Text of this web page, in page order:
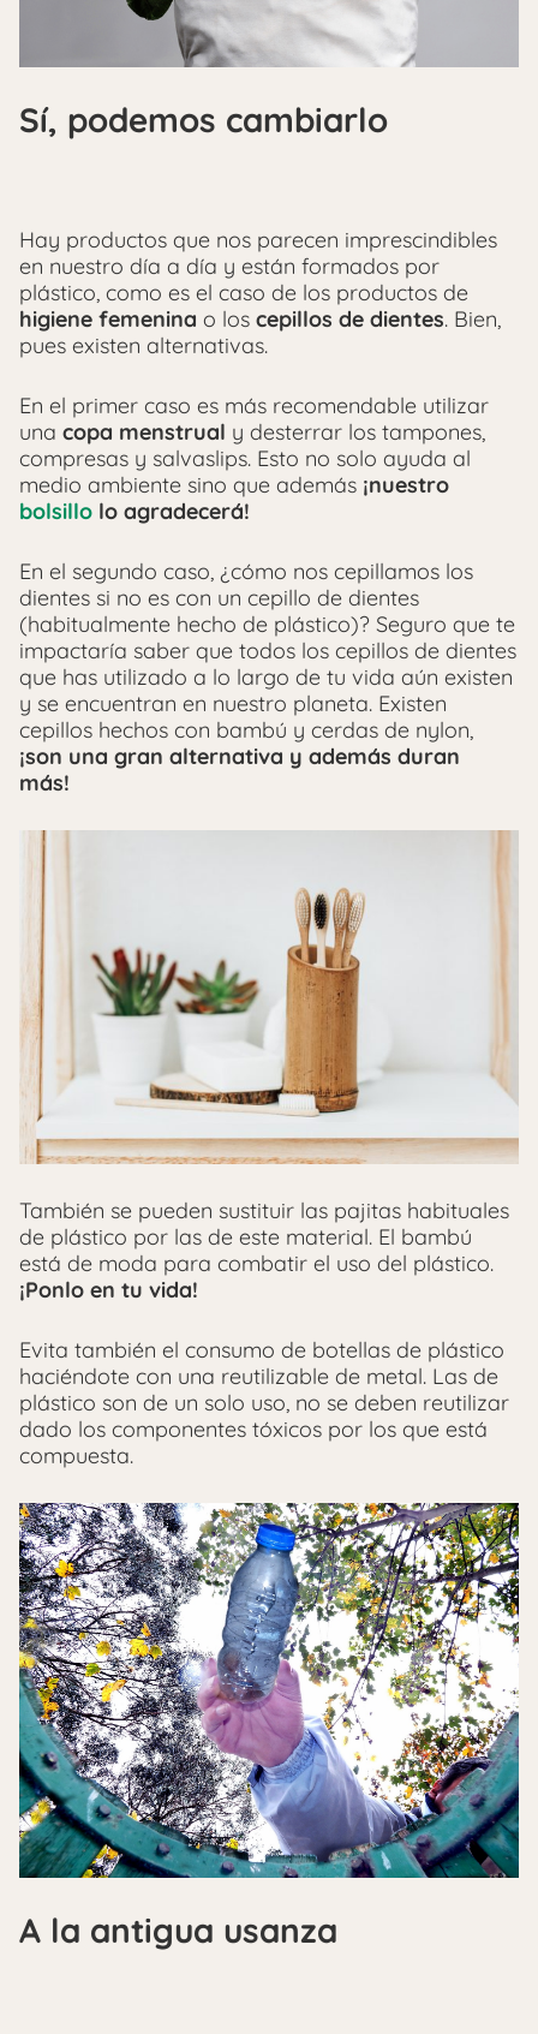
Sí, podemos cambiarlo
Hay productos que nos parecen imprescindibles
en nuestro día a día y están formados por
plástico, como es el caso de los productos de
higiene femenina o los cepillos de dientes. Bien,
pues existen alternativas.
En el primer caso es más recomendable utilizar
una copa menstrual y desterrar los tampones,
compresas y salvaslips. Esto no solo ayuda al
medio ambiente sino que además ¡nuestro
bolsillo lo agradecerá!
En el segundo caso, ¿cómo nos cepillamos los
dientes si no es con un cepillo de dientes
(habitualmente hecho de plástico)? Seguro que te
impactaría saber que todos los cepillos de dientes
que has utilizado a lo largo de tu vida aún existen
y se encuentran en nuestro planeta. Existen
cepillos hechos con bambú y cerdas de nylon,
¡son una gran alternativa y además duran
más!
También se pueden sustituir las pajitas habituales
de plástico por las de este material. El bambú
está de moda para combatir el uso del plástico.
¡Ponlo en tu vida!
Evita también el consumo de botellas de plástico
haciéndote con una reutilizable de metal. Las de
plástico son de un solo uso, no se deben reutilizar
dado los componentes tóxicos por los que está
compuesta.
A la antigua usanza